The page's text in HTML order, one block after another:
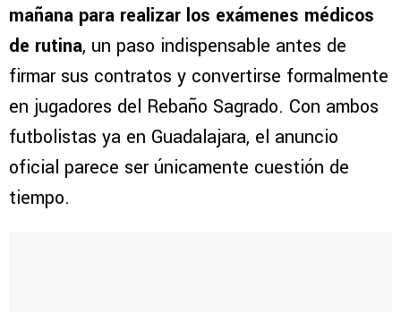
mañana para realizar los exámenes médicos
de rutina, un paso indispensable antes de
firmar sus contratos y convertirse formalmente
en jugadores del Rebaño Sagrado. Con ambos
futbolistas ya en Guadalajara, el anuncio
oficial parece ser únicamente cuestión de
tiempo.